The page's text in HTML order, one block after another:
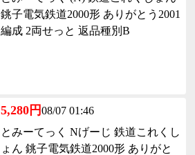
銚子電気鉄道2000形 ありがとう2001
編成 2両せっと 返品種別B
5,280円08/07 01:46
とみーてっく Nげーじ 鉄道これくし
ょん 銚子電気鉄道2000形 ありがと